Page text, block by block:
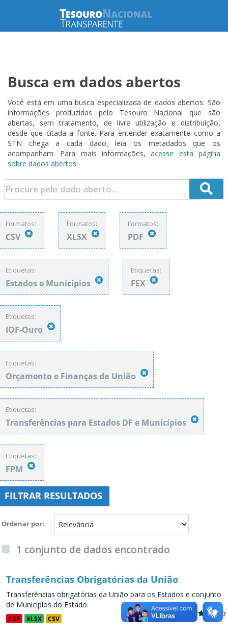
Busca em dados abertos
Você está em uma busca especializada de dados abertos. São
informações produzidas pelo Tesouro Nacional que são
abertas, sem tratamento, de livre utilização e distribuição,
desde que citada a fonte. Para entender exatamente como a
STN chega a cada dado, leia os metadados que os
acompanham. Para mais informações,acesse esta página
sobre dados abertos.
Formatos:
CSV
Formatos:
XLSX
Formatos:
PDF
Etiquetas:
Estados e Municípios
Etiquetas:
FEX
Etiquetas:
IOF-Ouro
Etiquetas:
Orçamento e Finanças da União
Etiquetas:
Transferências para Estados DF e Municípios
Etiquetas:
FPM
FILTRAR RESULTADOS
Ordenar por
1 conjunto de dados encontrado
Transferências Obrigatórias da União
Transferências obrigatórias da União para os Estados e conjunto
de Municípios do Estado.
PDF XLSX CSV